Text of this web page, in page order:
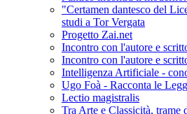
"Certamen dantesco del
studi a Tor Vergata
Progetto Zai.net
Incontro con l'autore e
Incontro con l'autore e
Intelligenza Artificiale -
Ugo Foà - Racconta le
Lectio magistralis
Tra Arte e Classicità, trame